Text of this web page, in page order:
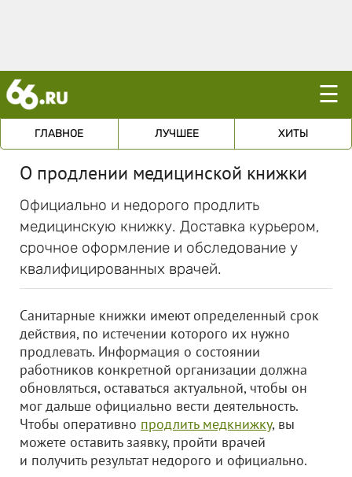
☰
ГЛАВНОЕ ЛУЧШЕЕ ХИТЫ
О продлении медицинской книжки
Официально и недорого продлить
медицинскую книжку. Доставка курьером,
срочное оформление и обследование у
квалифицированных врачей.
Санитарные книжки имеют определенный срок
действия, по истечении которого их нужно
продлевать. Информация о состоянии
работников конкретной организации должна
обновляться, оставаться актуальной, чтобы он
мог дальше официально вести деятельность.
Чтобы оперативно продлить медкнижку, вы
можете оставить заявку, пройти врачей
и получить результат недорого и официально.